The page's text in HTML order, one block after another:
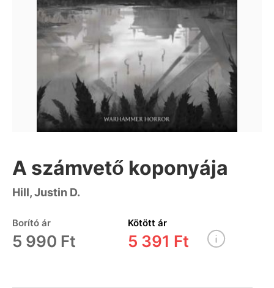
A számvető koponyája
Hill, Justin D.
Borító ár
5 990 Ft
Kötött ár
5 391 Ft